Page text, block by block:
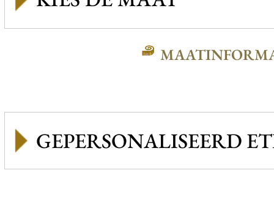
GEPERSONALISEERD